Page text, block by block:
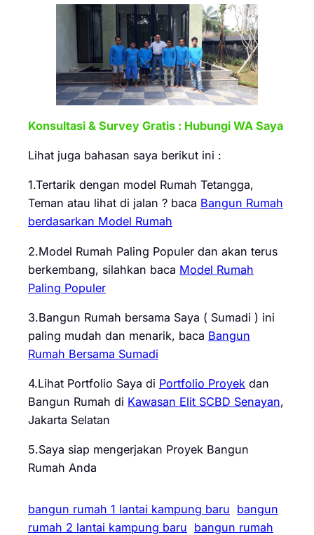
Konsultasi & Survey Gratis : Hubungi WA Saya
Lihat juga bahasan saya berikut ini :
1.Tertarik dengan model Rumah Tetangga,
Teman atau lihat di jalan ? baca Bangun Rumah
berdasarkan Model Rumah
2.Model Rumah Paling Populer dan akan terus
berkembang, silahkan baca Model Rumah
Paling Populer
3.Bangun Rumah bersama Saya ( Sumadi ) ini
paling mudah dan menarik, baca Bangun
Rumah Bersama Sumadi
4.Lihat Portfolio Saya di Portfolio Proyek dan
Bangun Rumah di Kawasan Elit SCBD Senayan,
Jakarta Selatan
5.Saya siap mengerjakan Proyek Bangun
Rumah Anda
bangun rumah 1 lantai kampung baru bangun
rumah 2 lantai kampung baru bangun rumah